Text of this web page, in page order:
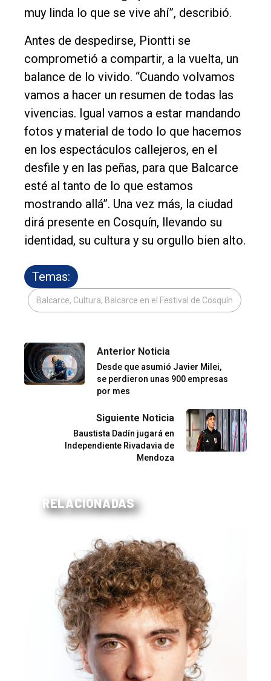
muy linda lo que se vive ahí”, describió.
Antes de despedirse, Piontti se
comprometió a compartir, a la vuelta, un
balance de lo vivido. “Cuando volvamos
vamos a hacer un resumen de todas las
vivencias. Igual vamos a estar mandando
fotos y material de todo lo que hacemos
en los espectáculos callejeros, en el
desfile y en las peñas, para que Balcarce
esté al tanto de lo que estamos
mostrando allá”. Una vez más, la ciudad
dirá presente en Cosquín, llevando su
identidad, su cultura y su orgullo bien alto.
Temas:
Balcarce, Cultura, Balcarce en el Festival de Cosquín
Anterior Noticia
Desde que asumió Javier Milei,
se perdieron unas 900 empresas
por mes
Siguiente Noticia
Baustista Dadín jugará en
Independiente Rivadavia de
Mendoza
RELACIONADAS